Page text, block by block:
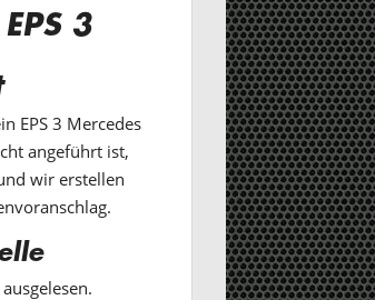
3
EPS 3 Mercedes
angeführt ist,
wir erstellen